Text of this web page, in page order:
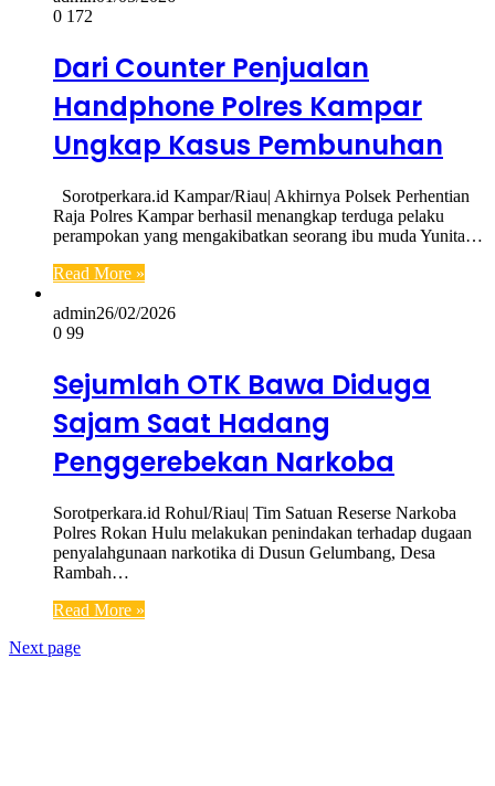
0 172
Dari Counter Penjualan
Handphone Polres Kampar
Ungkap Kasus Pembunuhan
Sorotperkara.id Kampar/Riau| Akhirnya Polsek Perhentian
Raja Polres Kampar berhasil menangkap terduga pelaku
perampokan yang mengakibatkan seorang ibu muda Yunita…
Read More »
admin26/02/2026
0 99
Sejumlah OTK Bawa Diduga
Sajam Saat Hadang
Penggerebekan Narkoba
Sorotperkara.id Rohul/Riau| Tim Satuan Reserse Narkoba
Polres Rokan Hulu melakukan penindakan terhadap dugaan
penyalahgunaan narkotika di Dusun Gelumbang, Desa
Rambah…
Read More »
Next page